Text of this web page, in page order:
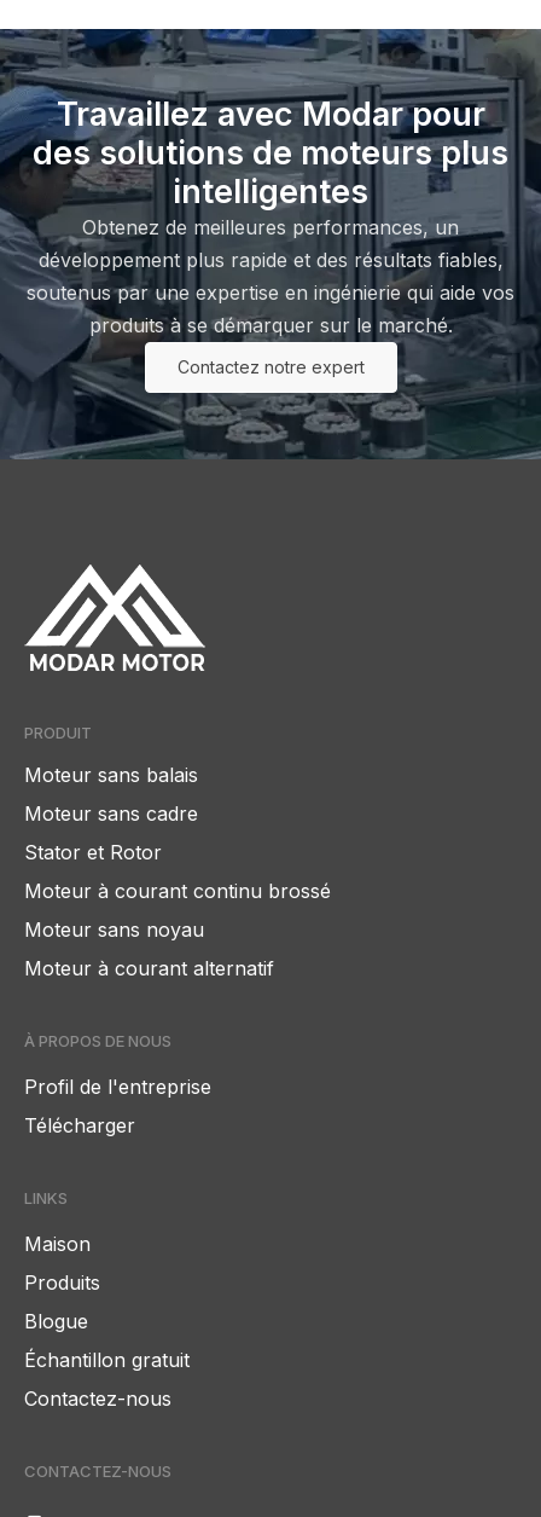
Travaillez avec Modar pour
des solutions de moteurs plus
intelligentes
Obtenez de meilleures performances, un
développement plus rapide et des résultats fiables,
soutenus par une expertise en ingénierie qui aide vos
produits à se démarquer sur le marché.
Contactez notre expert
PRODUIT
Moteur sans balais
Moteur sans cadre
Stator et Rotor
Moteur à courant continu brossé
Moteur sans noyau
Moteur à courant alternatif
À PROPOS DE NOUS
Profil de l'entreprise
Télécharger
LINKS
Maison
Produits
Blogue
Échantillon gratuit
Contactez-nous
CONTACTEZ-NOUS